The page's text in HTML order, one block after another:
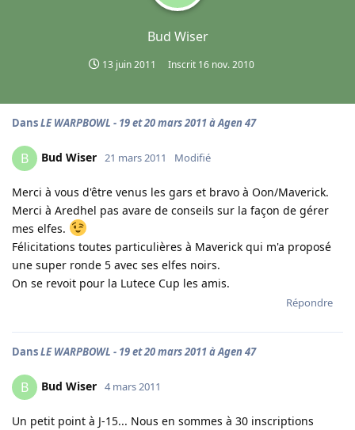
Bud Wiser
13 juin 2011 Inscrit 16 nov. 2010
DansLE WARPBOWL - 19 et 20 mars 2011 à Agen 47
B Bud Wiser 21 mars 2011 Modifié
Merci à vous d'être venus les gars et bravo à Oon/Maverick.
Merci à Aredhel pas avare de conseils sur la façon de gérer
mes elfes.
Félicitations toutes particulières à Maverick qui m'a proposé
une super ronde 5 avec ses elfes noirs.
On se revoit pour la Lutece Cup les amis.
Répondre
DansLE WARPBOWL - 19 et 20 mars 2011 à Agen 47
B Bud Wiser 4 mars 2011
Un petit point à J-15... Nous en sommes à 30 inscriptions